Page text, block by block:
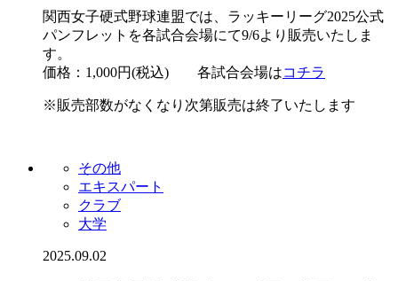
関西女子硬式野球連盟では、ラッキーリーグ2025公式
パンフレットを各試合会場にて9/6より販売いたしま
す。
価格：1,000円(税込) 各試合会場はコチラ
※販売部数がなくなり次第販売は終了いたします
その他
エキスパート
クラブ
大学
2025.09.02